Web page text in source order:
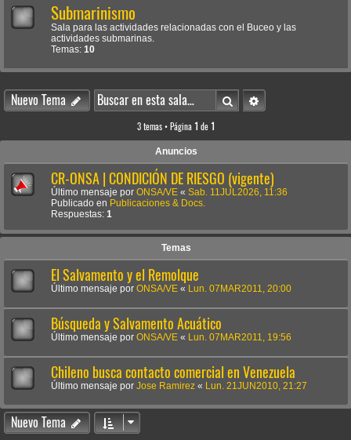
Submarinismo
Sala para las actividades relacionadas con el Buceo y las
actividades submarinas.
Temas: 10
Nuevo Tema BuscarBúsqueda avanzada
3 temas • Página 1 de 1
Anuncios
CR-ONSA | CONDICIÓN DE RIESGO (vigente)
Último mensaje por ONSA/VE « Sab. 11JUL2026, 11:36
Publicado en Publicaciones & Docs.
Respuestas: 1
Temas
El Salvamento y el Remolque
Último mensaje por ONSA/VE « Lun. 07MAR2011, 20:00
Búsqueda y Salvamento Acuático
Último mensaje por ONSA/VE « Lun. 07MAR2011, 19:56
Chileno busca contacto comercial en Venezuela
Último mensaje por Jose Ramirez « Lun. 21JUN2010, 21:27
Nuevo Tema